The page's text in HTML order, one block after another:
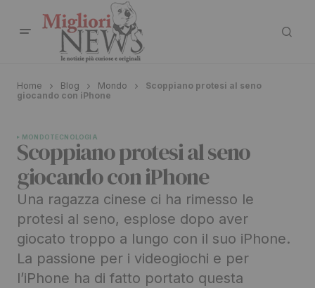
Home Blog Mondo
Scoppiano protesi al seno
giocando con iPhone
MONDOTECNOLOGIA
Scoppiano protesi al seno
giocando con iPhone
Una ragazza cinese ci ha rimesso le
protesi al seno, esplose dopo aver
giocato troppo a lungo con il suo iPhone.
La passione per i videogiochi e per
l’iPhone ha di fatto portato questa